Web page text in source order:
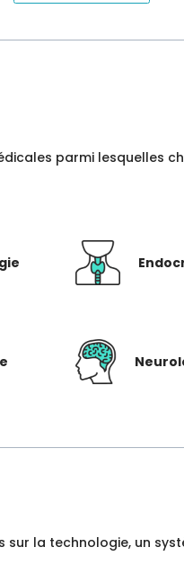
parmi lesquelles
la technologie, un